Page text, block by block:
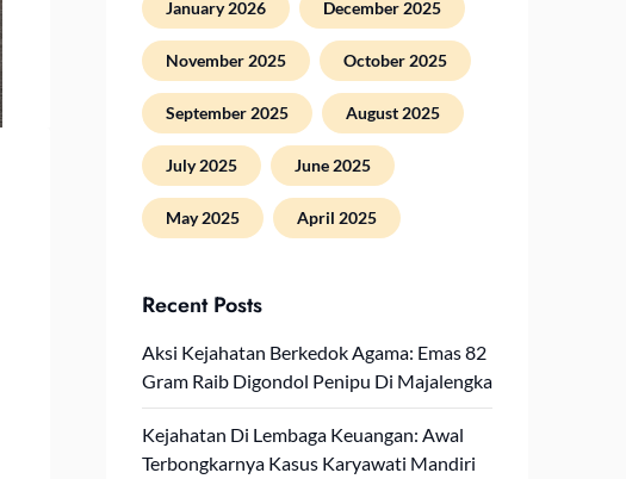
January 2026 December 2025
November 2025 October 2025
September 2025 August 2025
July 2025 June 2025
May 2025 April 2025
Recent Posts
Aksi Kejahatan Berkedok Agama: Emas 82
Gram Raib Digondol Penipu Di Majalengka
Kejahatan Di Lembaga Keuangan: Awal
Terbongkarnya Kasus Karyawati Mandiri